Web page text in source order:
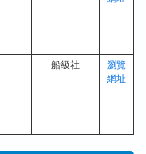
船級社
瀏覽
網址